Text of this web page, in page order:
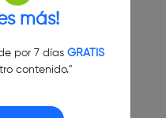
más!
por 7 días GRATIS
contenido."